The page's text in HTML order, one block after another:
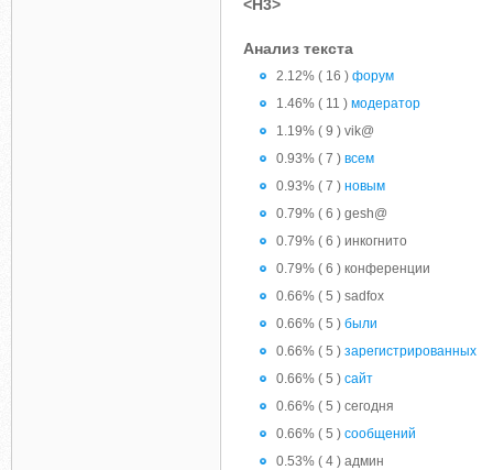
<H3>
Анализ текста
2.12% ( 16 ) форум
1.46% ( 11 ) модератор
1.19% ( 9 ) vik@
0.93% ( 7 ) всем
0.93% ( 7 ) новым
0.79% ( 6 ) gesh@
0.79% ( 6 ) инкогнито
0.79% ( 6 ) конференции
0.66% ( 5 ) sadfox
0.66% ( 5 ) были
0.66% ( 5 ) зарегистрированных
0.66% ( 5 ) сайт
0.66% ( 5 ) сегодня
0.66% ( 5 ) сообщений
0.53% ( 4 ) админ